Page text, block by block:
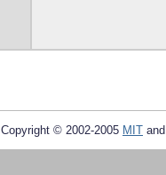
Copyright © 2002-2005 MIT